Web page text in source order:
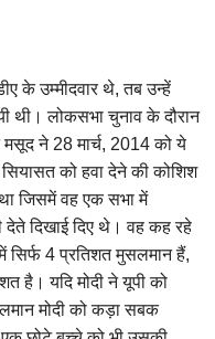
के उम्मीदवार थे, तब उन्हें
थी। लोकसभा चुनाव के दौरान
मसूद ने 28 मार्च, 2014 को ये
को हवा देने की कोशिश
जिसमें वह एक सभा में
देते दिखाई दिए थे। वह कह रहे
सिर्फ 4 प्रतिशत मुसलमान हैं,
है। यदि मोदी ने यूपी को
मोदी को कड़ा सबक